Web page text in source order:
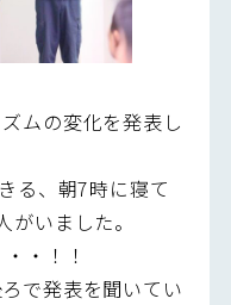
ムの変化を発表し
る、朝7時に寝て
いました。
・！！
で発表を聞いてい